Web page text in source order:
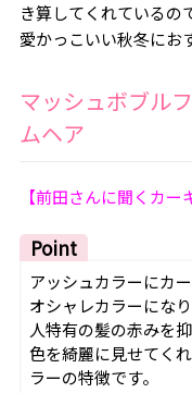
き算してくれているの
愛かっこいい秋冬にお
マッシュボブル
ムヘア
【前田さんに聞くカ
Point
アッシュカラーにカ
オシャレカラーにな
人特有の髪の赤みを
色を綺麗に見せてく
ラーの特徴です。